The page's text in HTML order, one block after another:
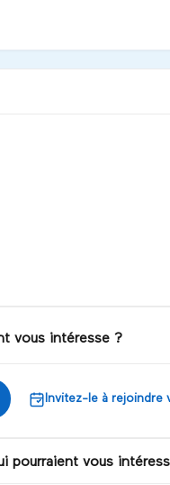
vous intéresse ?
Invitez-le à rejoindre
pourraient vous